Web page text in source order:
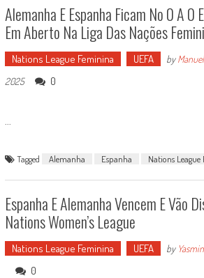
Alemanha E Espanha Ficam No 0 A 0
Em Aberto Na Liga Das Nações
Nations League Feminina UEFA by
2025
0
...
Tagged Alemanha Espanha Nations League
Espanha E Alemanha Vencem E Vão
Nations Women’s League
Nations League Feminina UEFA by
0